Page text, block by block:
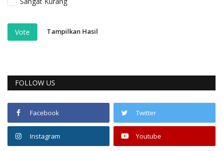
Vote Tampilkan Hasil
FOLLOW US
Facebook Twitter
Instagram Youtube